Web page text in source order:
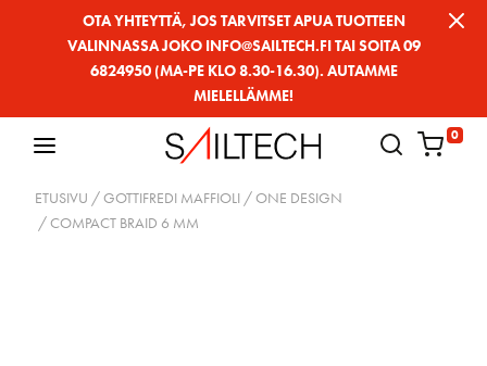
OTA YHTEYTTÄ, JOS TARVITSET APUA TUOTTEEN
VALINNASSA JOKO INFO@SAILTECH.FI TAI SOITA 09
6824950 (MA-PE KLO 8.30-16.30). AUTAMME
MIELELLÄMME!
0
ETUSIVU /GOTTIFREDI MAFFIOLI /ONE DESIGN
/ COMPACT BRAID 6 MM